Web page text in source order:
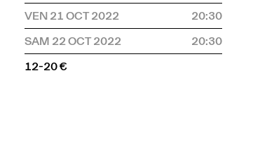
VEN 21 OCT 2022
20:30
SAM 22 OCT 2022
20:30
12-20 €